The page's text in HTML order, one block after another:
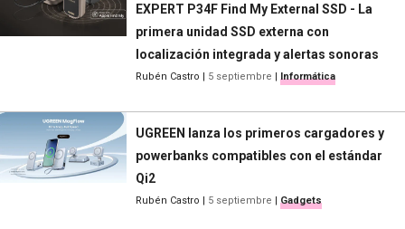
EXPERT P34F Find My External SSD - La
primera unidad SSD externa con
localización integrada y alertas sonoras
Rubén Castro | 5 septiembre | Informática
UGREEN lanza los primeros cargadores y
powerbanks compatibles con el estándar
Qi2
Rubén Castro | 5 septiembre | Gadgets